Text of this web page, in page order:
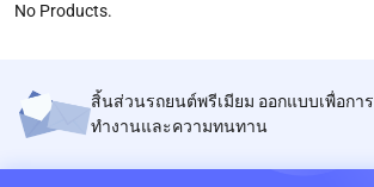
No Products.
สิ้นส่วนรถยนต์พรีเมียม ออกแบบเพื่อการ
ทํางานและความทนทาน